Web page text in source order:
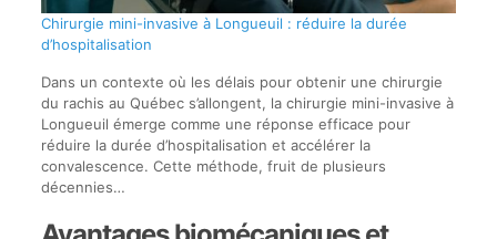
Chirurgie mini-invasive à Longueuil : réduire la durée
d’hospitalisation
Dans un contexte où les délais pour obtenir une chirurgie
du rachis au Québec s’allongent, la chirurgie mini-invasive à
Longueuil émerge comme une réponse efficace pour
réduire la durée d’hospitalisation et accélérer la
convalescence. Cette méthode, fruit de plusieurs
décennies…